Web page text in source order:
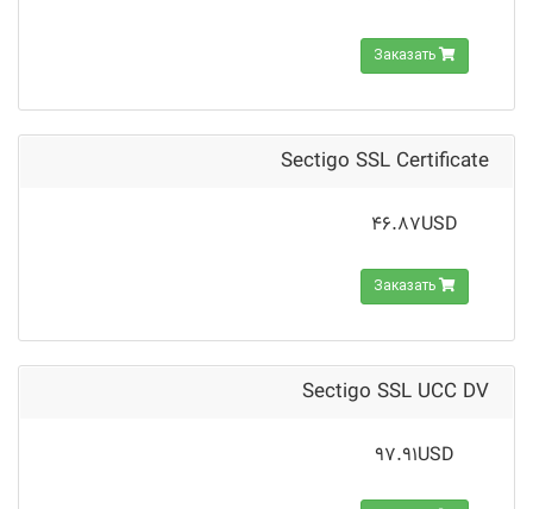
Заказать
Sectigo SSL Certificate
46.87USD
Заказать
Sectigo SSL UCC DV
97.91USD